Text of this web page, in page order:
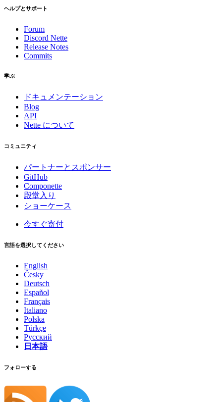
ヘルプとサポート
Forum
Discord Nette
Release Notes
Commits
学ぶ
ドキュメンテーション
Blog
API
Nette について
コミュニティ
パートナーとスポンサー
GitHub
Componette
殿堂入り
ショーケース
今すぐ寄付
言語を選択してください
English
Česky
Deutsch
Español
Français
Italiano
Polska
Türkçe
Русский
日本語
フォローする